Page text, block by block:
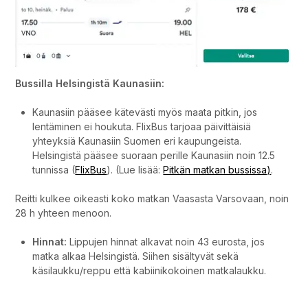
Bussilla Helsingistä Kaunasiin:
Kaunasiin pääsee kätevästi myös maata pitkin, jos
lentäminen ei houkuta. FlixBus tarjoaa päivittäisiä
yhteyksiä Kaunasiin Suomen eri kaupungeista.
Helsingistä pääsee suoraan perille Kaunasiin noin 12.5
tunnissa (FlixBus). (Lue lisää:Pitkän matkan bussissa).
Reitti kulkee oikeasti koko matkan Vaasasta Varsovaan, noin
28 h yhteen menoon.
Hinnat: Lippujen hinnat alkavat noin 43 eurosta, jos
matka alkaa Helsingistä. Siihen sisältyvät sekä
käsilaukku/reppu että kabiinikokoinen matkalaukku.